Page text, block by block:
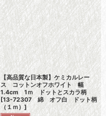
【高品質な日本製】ケミカルレー
ス コットンオフホワイト 幅
1.4cm 1ｍ ドットとスカラ柄
[13-72307 綿 オフ白 ドット柄
（１ｍ）]